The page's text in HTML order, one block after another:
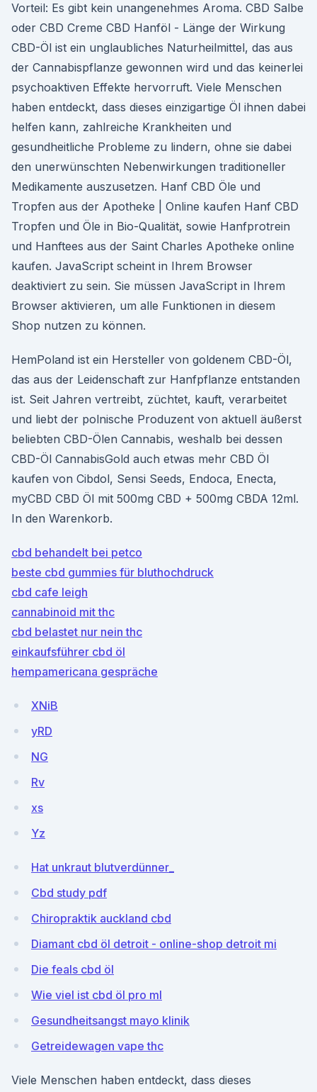
Vorteil: Es gibt kein unangenehmes Aroma. CBD Salbe
oder CBD Creme CBD Hanföl - Länge der Wirkung
CBD-Öl ist ein unglaubliches Naturheilmittel, das aus
der Cannabispflanze gewonnen wird und das keinerlei
psychoaktiven Effekte hervorruft. Viele Menschen
haben entdeckt, dass dieses einzigartige Öl ihnen dabei
helfen kann, zahlreiche Krankheiten und
gesundheitliche Probleme zu lindern, ohne sie dabei
den unerwünschten Nebenwirkungen traditioneller
Medikamente auszusetzen. Hanf CBD Öle und
Tropfen aus der Apotheke | Online kaufen Hanf CBD
Tropfen und Öle in Bio-Qualität, sowie Hanfprotrein
und Hanftees aus der Saint Charles Apotheke online
kaufen. JavaScript scheint in Ihrem Browser
deaktiviert zu sein. Sie müssen JavaScript in Ihrem
Browser aktivieren, um alle Funktionen in diesem
Shop nutzen zu können.
HemPoland ist ein Hersteller von goldenem CBD-Öl,
das aus der Leidenschaft zur Hanfpflanze entstanden
ist. Seit Jahren vertreibt, züchtet, kauft, verarbeitet
und liebt der polnische Produzent von aktuell äußerst
beliebten CBD-Ölen Cannabis, weshalb bei dessen
CBD-Öl CannabisGold auch etwas mehr CBD Öl
kaufen von Cibdol, Sensi Seeds, Endoca, Enecta,
myCBD CBD Öl mit 500mg CBD + 500mg CBDA 12ml.
In den Warenkorb.
cbd behandelt bei petco
beste cbd gummies für bluthochdruck
cbd cafe leigh
cannabinoid mit thc
cbd belastet nur nein thc
einkaufsführer cbd öl
hempamericana gespräche
XNiB
yRD
NG
Rv
xs
Yz
Hat unkraut blutverdünner_
Cbd study pdf
Chiropraktik auckland cbd
Diamant cbd öl detroit - online-shop detroit mi
Die feals cbd öl
Wie viel ist cbd öl pro ml
Gesundheitsangst mayo klinik
Getreidewagen vape thc
Viele Menschen haben entdeckt, dass dieses